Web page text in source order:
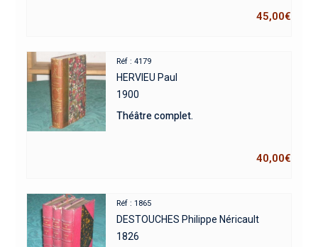
45,00€
Réf : 4179
HERVIEU Paul
1900
Théâtre complet.
40,00€
Réf : 1865
DESTOUCHES Philippe Néricault
1826